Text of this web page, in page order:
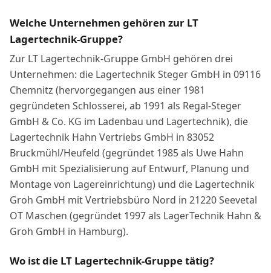
Welche Unternehmen gehören zur LT
Lagertechnik-Gruppe?
Zur LT Lagertechnik-Gruppe GmbH gehören drei
Unternehmen: die Lagertechnik Steger GmbH in 09116
Chemnitz (hervorgegangen aus einer 1981
gegründeten Schlosserei, ab 1991 als Regal-Steger
GmbH & Co. KG im Ladenbau und Lagertechnik), die
Lagertechnik Hahn Vertriebs GmbH in 83052
Bruckmühl/Heufeld (gegründet 1985 als Uwe Hahn
GmbH mit Spezialisierung auf Entwurf, Planung und
Montage von Lagereinrichtung) und die Lagertechnik
Groh GmbH mit Vertriebsbüro Nord in 21220 Seevetal
OT Maschen (gegründet 1997 als LagerTechnik Hahn &
Groh GmbH in Hamburg).
Wo ist die LT Lagertechnik-Gruppe tätig?